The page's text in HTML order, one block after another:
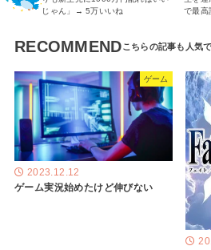
じゃん」→ 5万いいね
で最
RECOMMEND
ゲーム
2023.12.12
ゲーム実況始めたけど伸びない